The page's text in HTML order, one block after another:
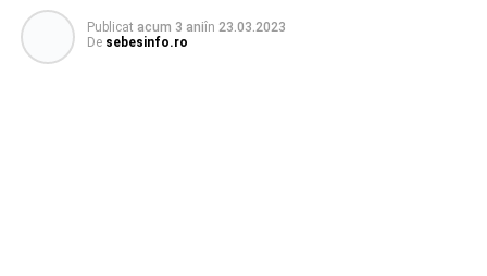
Publicat acum 3 aniîn 23.03.2023
De sebesinfo.ro